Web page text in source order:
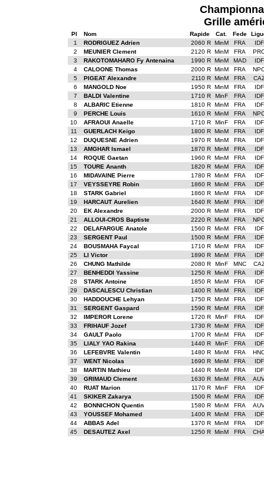
Grille
Pl Nom Rapide Cat. Fede
1
RODRIGUEZ Adrien 2060 R MinM FRA
IDF
2
MEUNIER Clement 2120 R MinM FRA
3
RAKOTOMAHARO Fy Antenaina 1990 R MinM MAD
IDF
4
CALOONE Thomas 2000 R MinM FRA
5
PIGEAT Alexandre 2110 R MinM FRA
6
MANGOLD Noe 1950 R MinM FRA
IDF
7
BALDI Valentine 1710 R MinF FRA
IDF
8
ALBARIC Etienne 1810 R MinM FRA
IDF
9
PERCHE Louis 1610 R MinM FRA
10
AFRAOUI Anaelle 1710 R MinF FRA
IDF
11
GUERLACH Keigo 1800 R MinM FRA
IDF
12
DUQUESNE Adrien 1970 R MinM FRA
IDF
13
AMGHAR Ismael 1870 R MinM FRA
IDF
14
ROQUE Gaetan 1960 R MinM FRA
IDF
15
TOURE Ananth 1820 R MinM FRA
IDF
16
MIDAVAINE Pierre 1780 R MinM FRA
IDF
17
VEYSSEYRE Robin 1860 R MinM FRA
IDF
18
STARK Gabriel 1860 R MinM FRA
IDF
19
HARCAUT Aurelien 1640 R MinM FRA
IDF
20
EK Alexandre 2000 R MinM FRA
IDF
21
ALLOUI-CROS Baptiste 2220 R MinM FRA
22
DELAFARGUE Anatole 1560 R MinM FRA
IDF
23
SERGENT Paul 1500 R MinM FRA
IDF
24
BOUSMAHA Faycal 1710 R MinM FRA
IDF
25
LI Victor 1890 R MinM FRA
IDF
26
CHUNG Mathilde 2080 R MinF MNC
27
BENHEDDI Yassine 1250 R MinM FRA
IDF
28
STARK Antoine 1850 R MinM FRA
IDF
29
DASCALESCU Christian 1400 R MinM FRA
IDF
30
HADDOUCHE Lehyan 1750 R MinM FRA
IDF
31
SERGENT Gaspard 1590 R MinM FRA
IDF
32
IMPEROR Lorene 1720 R MinF FRA
IDF
33
FRIHAUF Jozef 1730 R MinM FRA
IDF
34
GAULT Paolo 1700 R MinM FRA
IDF
35
LIALY YAO Rakina 1440 R MinF FRA
IDF
36
LEFEBVRE Valentin 1480 R MinM FRA
37
WENT Nicolas 1690 R MinM FRA
IDF
38
MARTIN Mathieu 1440 R MinM FRA
IDF
39
GRIMAUD Clement 1630 R MinM FRA
40
RUAT Marion 1170 R MinF FRA
IDF
41
SKIKER Zakarya 1500 R MinM FRA
IDF
42
BONNICHON Quentin 1580 R MinM FRA
43
YOUSSEF Mohamed 1400 R MinM FRA
IDF
44
ABBAS Adel 1370 R MinM FRA
IDF
45
DESAUTEZ Axel 1250 R MinM FRA